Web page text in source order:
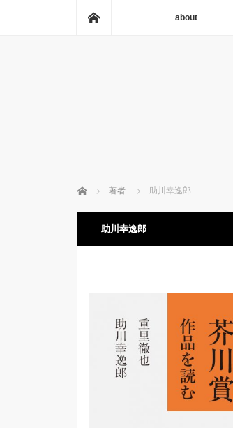
about
ホーム 著者 助川幸逸郎
助川幸逸郎